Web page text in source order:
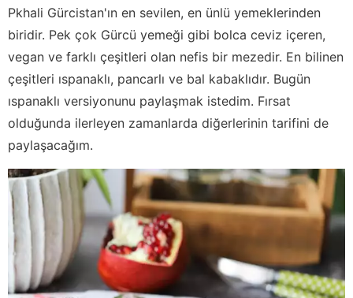
Pkhali Gürcistan'ın en sevilen, en ünlü yemeklerinden
biridir. Pek çok Gürcü yemeği gibi bolca ceviz içeren,
vegan ve farklı çeşitleri olan nefis bir mezedir. En bilinen
çeşitleri ıspanaklı, pancarlı ve bal kabaklıdır. Bugün
ıspanaklı versiyonunu paylaşmak istedim. Fırsat
olduğunda ilerleyen zamanlarda diğerlerinin tarifini de
paylaşacağım.